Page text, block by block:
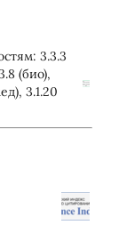
3.3.3
(био),
3.1.20